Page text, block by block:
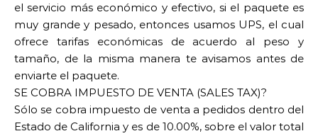
el servicio más económico y efectivo, si el paquete es
muy grande y pesado, entonces usamos UPS, el cual
ofrece tarifas económicas de acuerdo al peso y
tamaño, de la misma manera te avisamos antes de
enviarte el paquete.
SE COBRA IMPUESTO DE VENTA (SALES TAX)?
Sólo se cobra impuesto de venta a pedidos dentro del
Estado de California y es de 10.00%, sobre el valor total